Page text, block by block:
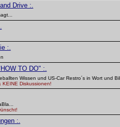
Drive :.
:.
TO DO" :.
Wissen und US-Car Restro´s in Wort und
KEINE Diskussionen!
:.